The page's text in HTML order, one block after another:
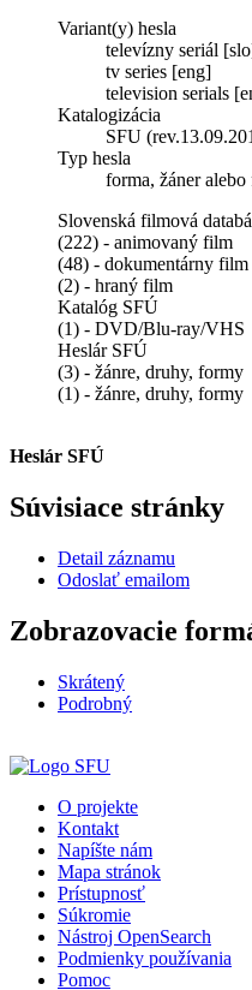
Variant(y) hesla
televízny seriál
tv series [eng]
television serials
Katalogizácia
SFU
Typ hesla
forma, žáner
Slovenská filmová
(222) - animovaný film
(48) - dokumentárny film
(2) - hraný film
Katalóg SFÚ
(1) - DVD/Blu-ray/VHS
Heslár SFÚ
(3) - žánre, druhy, formy
(1) - žánre, druhy, formy
Heslár SFÚ
Súvisiace stránky
Detail záznamu
Odoslať emailom
Zobrazovacie
Skrátený
Podrobný
O projekte
Kontakt
Napíšte nám
Mapa stránok
Prístupnosť
Súkromie
Nástroj OpenSearch
Podmienky používania
Pomoc